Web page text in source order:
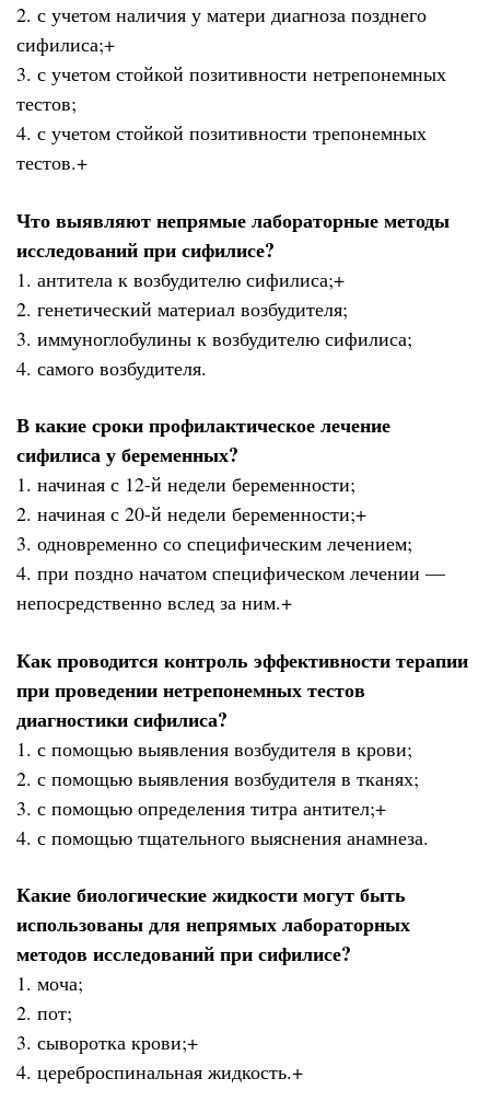
2. с учетом наличия у матери диагноза позднего
сифилиса;+
3. с учетом стойкой позитивности нетрепонемных
тестов;
4. с учетом стойкой позитивности трепонемных
тестов.+
Что выявляют непрямые лабораторные методы
исследований при сифилисе?
1. антитела к возбудителю сифилиса;+
2. генетический материал возбудителя;
3. иммуноглобулины к возбудителю сифилиса;
4. самого возбудителя.
В какие сроки профилактическое лечение
сифилиса у беременных?
1. начиная с 12-й недели беременности;
2. начиная с 20-й недели беременности;+
3. одновременно со специфическим лечением;
4. при поздно начатом специфическом лечении —
непосредственно вслед за ним.+
Как проводится контроль эффективности терапии
при проведении нетрепонемных тестов
диагностики сифилиса?
1. с помощью выявления возбудителя в крови;
2. с помощью выявления возбудителя в тканях;
3. с помощью определения титра антител;+
4. с помощью тщательного выяснения анамнеза.
Какие биологические жидкости могут быть
использованы для непрямых лабораторных
методов исследований при сифилисе?
1. моча;
2. пот;
3. сыворотка крови;+
4. цереброспинальная жидкость.+